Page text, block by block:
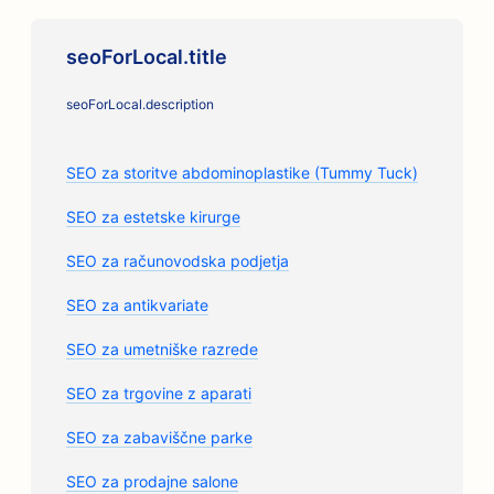
seoForLocal.title
seoForLocal.description
SEO za storitve abdominoplastike (Tummy Tuck)
SEO za estetske kirurge
SEO za računovodska podjetja
SEO za antikvariate
SEO za umetniške razrede
SEO za trgovine z aparati
SEO za zabaviščne parke
SEO za prodajne salone